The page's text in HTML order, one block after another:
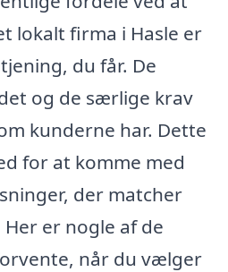
lokalt firma i Hasle er
du får. De
og de særlige krav
kunderne har. Dette
for at komme med
der matcher
er nogle af de
når du vælger